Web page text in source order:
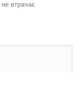
втрачає